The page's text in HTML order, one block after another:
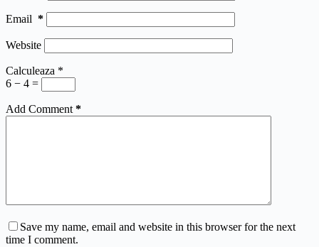
Email *
Website
Calculeaza *
6 − 4 =
Add Comment *
Save my name, email and website in this browser for the next
time I comment.